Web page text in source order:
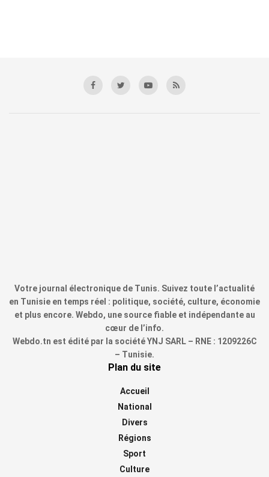
Votre journal électronique de Tunis. Suivez toute l’actualité
en Tunisie en temps réel : politique, société, culture, économie
et plus encore. Webdo, une source fiable et indépendante au
cœur de l’info.
Webdo.tn est édité par la société YNJ SARL – RNE : 1209226C
– Tunisie.
Plan du site
Accueil
National
Divers
Régions
Sport
Culture